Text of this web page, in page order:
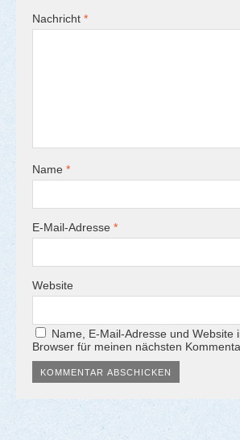
Nachricht *
Name *
E-Mail-Adresse *
Website
Name, E-Mail-Adresse und Website
Browser für meinen nächsten